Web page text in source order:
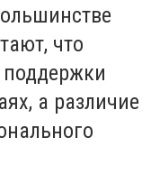
что
а различие